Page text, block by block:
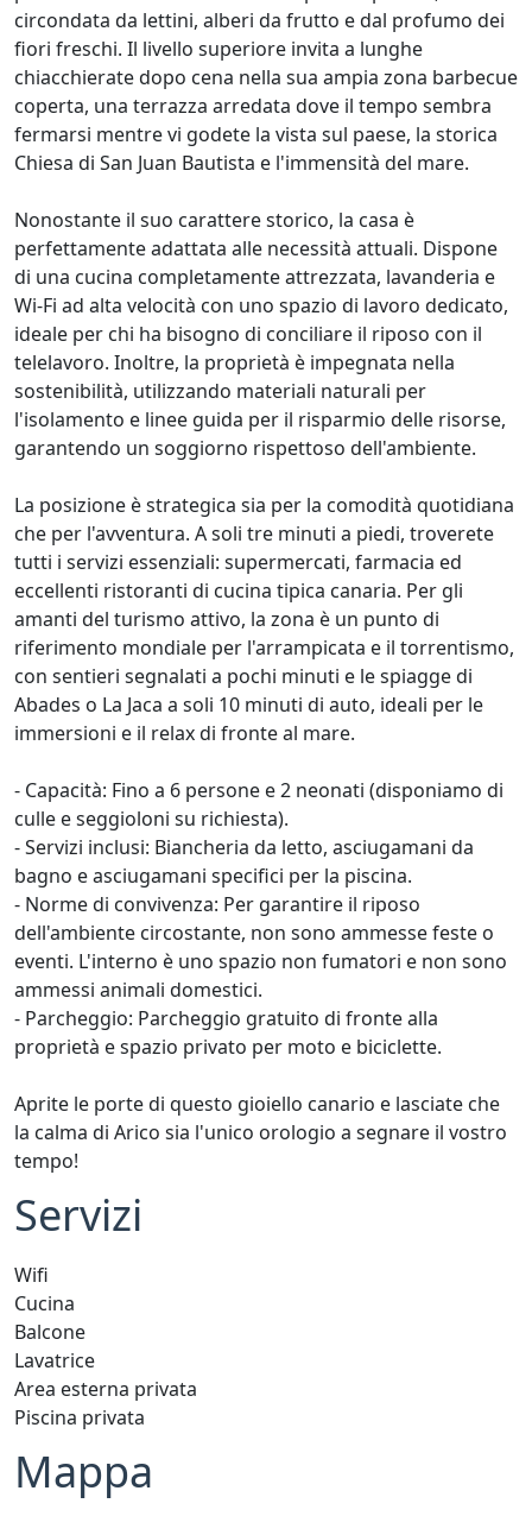
circondata da lettini, alberi da frutto e dal profumo dei
fiori freschi. Il livello superiore invita a lunghe
chiacchierate dopo cena nella sua ampia zona barbecue
coperta, una terrazza arredata dove il tempo sembra
fermarsi mentre vi godete la vista sul paese, la storica
Chiesa di San Juan Bautista e l'immensità del mare.
Nonostante il suo carattere storico, la casa è
perfettamente adattata alle necessità attuali. Dispone
di una cucina completamente attrezzata, lavanderia e
Wi-Fi ad alta velocità con uno spazio di lavoro dedicato,
ideale per chi ha bisogno di conciliare il riposo con il
telelavoro. Inoltre, la proprietà è impegnata nella
sostenibilità, utilizzando materiali naturali per
l'isolamento e linee guida per il risparmio delle risorse,
garantendo un soggiorno rispettoso dell'ambiente.
La posizione è strategica sia per la comodità quotidiana
che per l'avventura. A soli tre minuti a piedi, troverete
tutti i servizi essenziali: supermercati, farmacia ed
eccellenti ristoranti di cucina tipica canaria. Per gli
amanti del turismo attivo, la zona è un punto di
riferimento mondiale per l'arrampicata e il torrentismo,
con sentieri segnalati a pochi minuti e le spiagge di
Abades o La Jaca a soli 10 minuti di auto, ideali per le
immersioni e il relax di fronte al mare.
- Capacità: Fino a 6 persone e 2 neonati (disponiamo di
culle e seggioloni su richiesta).
- Servizi inclusi: Biancheria da letto, asciugamani da
bagno e asciugamani specifici per la piscina.
- Norme di convivenza: Per garantire il riposo
dell'ambiente circostante, non sono ammesse feste o
eventi. L'interno è uno spazio non fumatori e non sono
ammessi animali domestici.
- Parcheggio: Parcheggio gratuito di fronte alla
proprietà e spazio privato per moto e biciclette.
Aprite le porte di questo gioiello canario e lasciate che
la calma di Arico sia l'unico orologio a segnare il vostro
tempo!
Servizi
Wifi
Cucina
Balcone
Lavatrice
Area esterna privata
Piscina privata
Mappa